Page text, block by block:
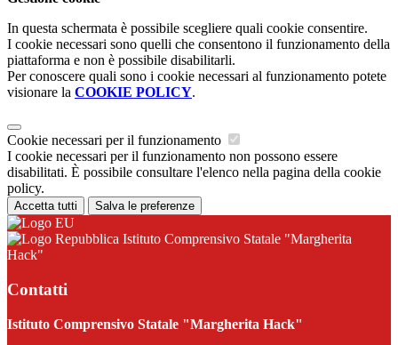
In questa schermata è possibile scegliere quali cookie consentire.
I cookie necessari sono quelli che consentono il funzionamento della
piattaforma e non è possibile disabilitarli.
Per conoscere quali sono i cookie necessari al funzionamento potete
visionare la COOKIE POLICY.
Cookie necessari per il funzionamento
I cookie necessari per il funzionamento non possono essere
disabilitati. È possibile consultare l'elenco nella pagina della cookie
policy.
Accetta tutti Salva le preferenze
Istituto Comprensivo Statale "Margherita
Hack"
Contatti
Istituto Comprensivo Statale "Margherita Hack"